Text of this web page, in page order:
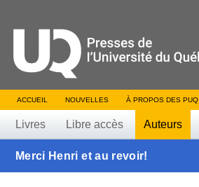
ACCUEIL NOUVELLES À PROPOS DES PUQ
Livres Libre accès Auteurs
Merci Henri et au revoir!